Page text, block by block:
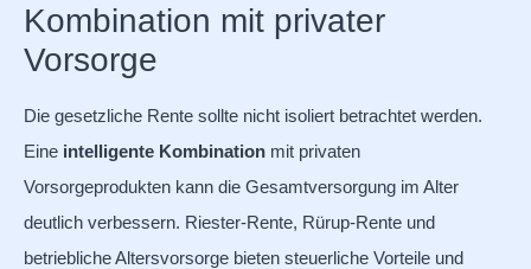
Kombination mit privater
Vorsorge
Die gesetzliche Rente sollte nicht isoliert betrachtet werden.
Eine intelligente Kombination mit privaten
Vorsorgeprodukten kann die Gesamtversorgung im Alter
deutlich verbessern. Riester-Rente, Rürup-Rente und
betriebliche Altersvorsorge bieten steuerliche Vorteile und